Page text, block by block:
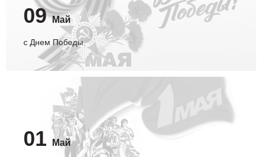
09 Май
с Днем Победы
01 Май